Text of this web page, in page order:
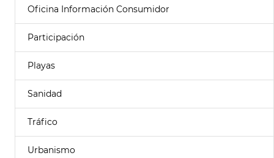
Oficina Información Consumidor
Participación
Playas
Sanidad
Tráfico
Urbanismo